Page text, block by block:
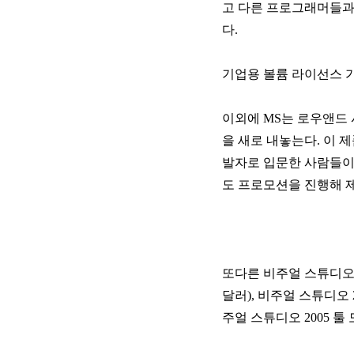
고 다른 프로그래머들
다.
기업용 볼륨 라이선스
이외에 MS는 로우앤드
을 새로 내놓는다. 이
발자로 입문한 사람들
도 프로모션을 진행해
또다른 비주얼 스튜디
달러), 비주얼 스튜디오
주얼 스튜디오 2005 툴